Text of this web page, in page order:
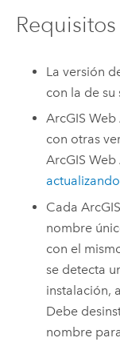
La versión
con la de
ArcGIS
con otras
ArcGIS
Cada
nombre
con el
se detecta
instalación,
Debe
nombre